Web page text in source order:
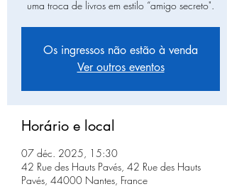
uma troca de livros em estilo “amigo secreto".
Os ingressos não estão à venda
Ver outros eventos
Horário e local
07 déc. 2025, 15:30
42 Rue des Hauts Pavés, 42 Rue des Hauts
Pavés, 44000 Nantes, France